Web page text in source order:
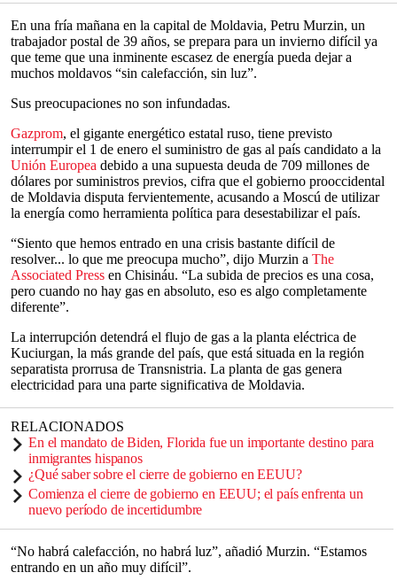
En una fría mañana en la capital de Moldavia, Petru Murzin, un
trabajador postal de 39 años, se prepara para un invierno difícil ya
que teme que una inminente escasez de energía pueda dejar a
muchos moldavos “sin calefacción, sin luz”.
Sus preocupaciones no son infundadas.
Gazprom, el gigante energético estatal ruso, tiene previsto
interrumpir el 1 de enero el suministro de gas al país candidato a la
Unión Europea debido a una supuesta deuda de 709 millones de
dólares por suministros previos, cifra que el gobierno prooccidental
de Moldavia disputa fervientemente, acusando a Moscú de utilizar
la energía como herramienta política para desestabilizar el país.
“Siento que hemos entrado en una crisis bastante difícil de
resolver... lo que me preocupa mucho”, dijo Murzin a The
Associated Press en Chisináu. “La subida de precios es una cosa,
pero cuando no hay gas en absoluto, eso es algo completamente
diferente”.
La interrupción detendrá el flujo de gas a la planta eléctrica de
Kuciurgan, la más grande del país, que está situada en la región
separatista prorrusa de Transnistria. La planta de gas genera
electricidad para una parte significativa de Moldavia.
RELACIONADOS
En el mandato de Biden, Florida fue un importante destino para
inmigrantes hispanos
¿Qué saber sobre el cierre de gobierno en EEUU?
Comienza el cierre de gobierno en EEUU; el país enfrenta un
nuevo período de incertidumbre
“No habrá calefacción, no habrá luz”, añadió Murzin. “Estamos
entrando en un año muy difícil”.